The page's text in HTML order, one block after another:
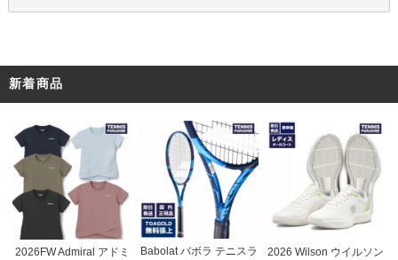
新着商品
2026FW Admiral アドミ
Babolat バボラ テニスラ
2026 Wilson ウイルソン